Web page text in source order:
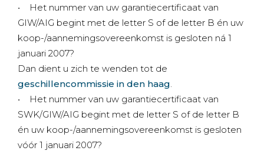
• Het nummer van uw garantiecertificaat van
GIW/AIG begint met de letter S of de letter B én uw
koop-/aannemingsovereenkomst is gesloten ná 1
januari 2007?
Dan dient u zich te wenden tot de
geschillencommissie in den haag.
• Het nummer van uw garantiecertificaat van
SWK/GIW/AIG begint met de letter S of de letter B
én uw koop-/aannemingsovereenkomst is gesloten
vóór 1 januari 2007?